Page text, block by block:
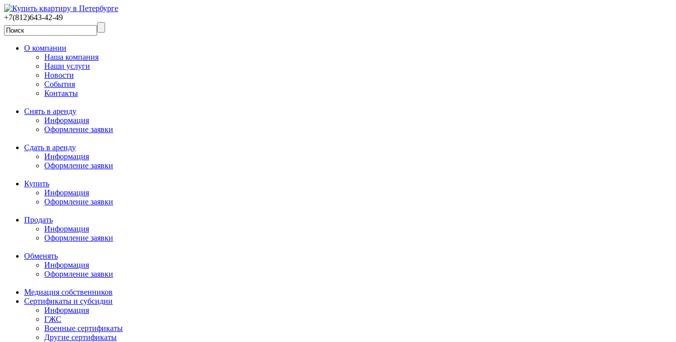
+7(812)643-42-49
О компании
Наша компания
Наши услуги
Новости
События
Контакты
Снять в аренду
Информация
Оформление заявки
Сдать в аренду
Информация
Оформление заявки
Купить
Информация
Оформление заявки
Продать
Информация
Оформление заявки
Обменять
Информация
Оформление заявки
Медиация собственников
Сертификаты и субсидии
Информация
ГЖС
Военные сертификаты
Другие сертификаты